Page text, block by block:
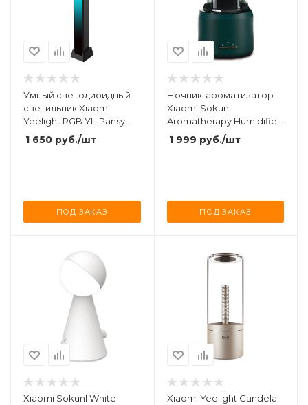
Умный светодиоидный
светильник Xiaomi
Yeelight RGB YL-Pansy
Black (YLODJ-0025)
1 650 руб./шт
ПОД ЗАКАЗ
Ночник-ароматизатор
Xiaomi Sokunl
Aromatherapy Humidifier
(S508) Green
1 999 руб./шт
ПОД ЗАКАЗ
Xiaomi Sokunl White
Xiaomi Yeelight Candela